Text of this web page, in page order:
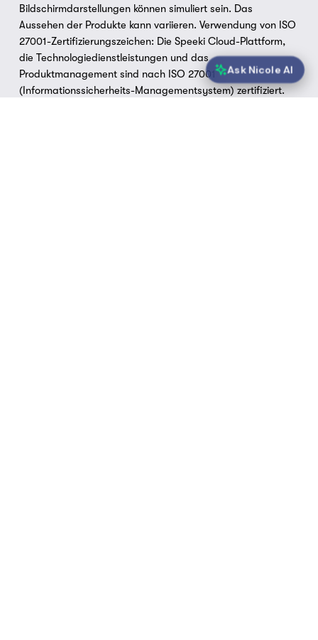
Bildschirmdarstellungen können simuliert sein. Das
Aussehen der Produkte kann variieren. Verwendung von ISO
27001-Zertifizierungszeichen: Die Speeki Cloud-Plattform,
die Technologiedienstleistungen und das
Produktmanagement sind nach ISO 27001
(Informationssicherheits-Managementsystem) zertifiziert.
Ask Nicole AI